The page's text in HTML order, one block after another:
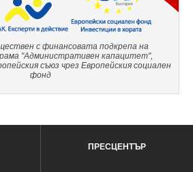
с финансовата подкрепа на
"Административен капацитет",
съюз чрез Европейския социален
фонд
ПРЕСЦЕНТЪР